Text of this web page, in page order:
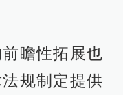
瞻性拓展也
规制定提供